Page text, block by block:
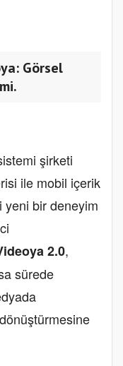
Görsel
şirketi
ile mobil içerik
yeni bir deneyim
2.0,
sürede